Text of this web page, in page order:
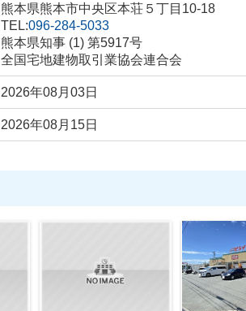
熊本県熊本市中央区本荘５丁目10-18
TEL:096-284-5033
熊本県知事 (1) 第5917号
全国宅地建物取引業協会連合会
2026年08月03日
2026年08月15日